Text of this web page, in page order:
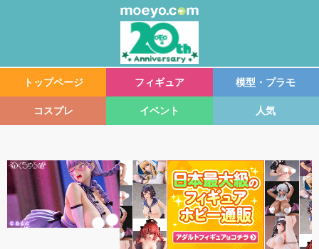
トップページ フィギュア 模型・プラモ
コスプレ イベント 人気